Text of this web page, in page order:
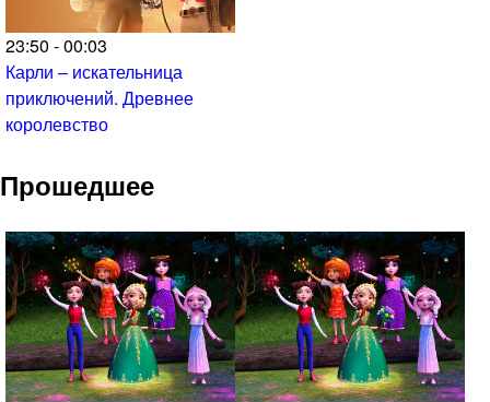
23:50 - 00:03
Карли – искательница
приключений. Древнее
королевство
Прошедшее